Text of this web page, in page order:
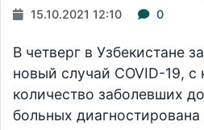
15.10.2021 12:10 0
В четверг в Узбекистане
новый случай COVID-19, с
количество заболевших
больных